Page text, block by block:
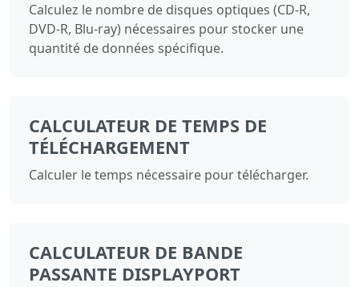
Calculez le nombre de disques optiques (CD-R,
DVD-R, Blu-ray) nécessaires pour stocker une
quantité de données spécifique.
CALCULATEUR DE TEMPS DE
TÉLÉCHARGEMENT
Calculer le temps nécessaire pour télécharger.
CALCULATEUR DE BANDE
PASSANTE DISPLAYPORT